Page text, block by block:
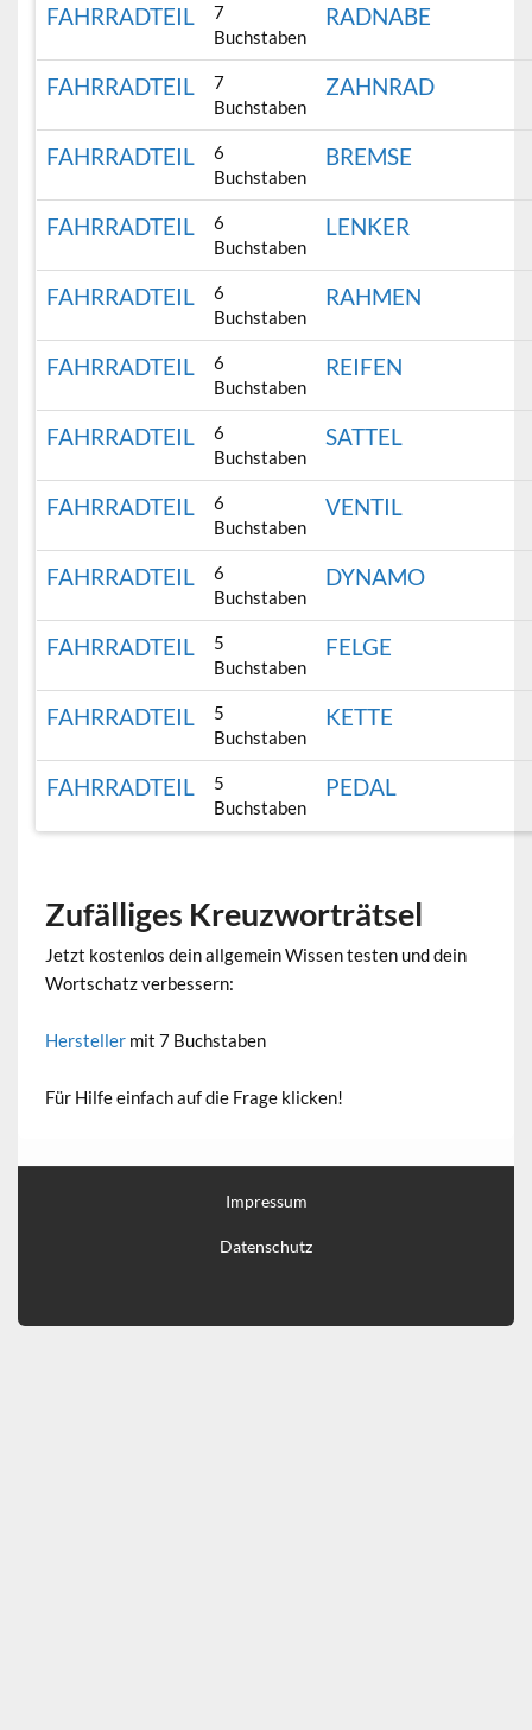
FAHRRADTEIL
7
Buchstaben
RADNABE
FAHRRADTEIL
7
Buchstaben
ZAHNRAD
FAHRRADTEIL
6
Buchstaben
BREMSE
FAHRRADTEIL
6
Buchstaben
LENKER
FAHRRADTEIL
6
Buchstaben
RAHMEN
FAHRRADTEIL
6
Buchstaben
REIFEN
FAHRRADTEIL
6
Buchstaben
SATTEL
FAHRRADTEIL
6
Buchstaben
VENTIL
FAHRRADTEIL
6
Buchstaben
DYNAMO
FAHRRADTEIL
5
Buchstaben
FELGE
FAHRRADTEIL
5
Buchstaben
KETTE
FAHRRADTEIL
5
Buchstaben
PEDAL
Zufälliges Kreuzworträtsel
Jetzt kostenlos dein allgemein Wissen testen und dein
Wortschatz verbessern:
Hersteller mit 7 Buchstaben
Für Hilfe einfach auf die Frage klicken!
Impressum
Datenschutz